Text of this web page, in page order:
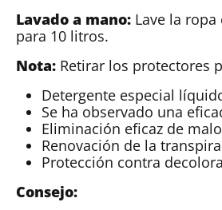
Lavado a mano: Lave la
para 10 litros.
Nota: Retirar los protectores
Detergente especial
Se ha observado una
Eliminación eficaz de
Renovación de la
Protección contra
Consejo: